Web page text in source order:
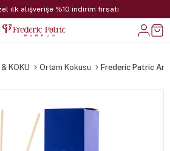
ilk alışverişe %10 indirim fırsatı
KOKU Ortam Kokusu Frederic Patric